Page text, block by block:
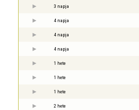
3 napja
4 napja
4 napja
4 napja
1 hete
1 hete
1 hete
2 hete